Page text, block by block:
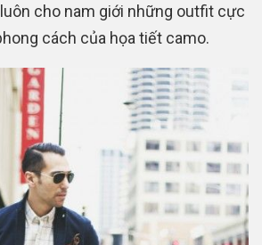
cho nam giới những outfit cực
cách của họa tiết camo.